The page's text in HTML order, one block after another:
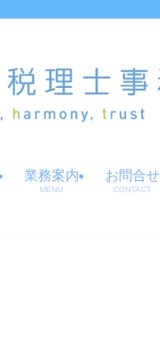
業務案内
MENU
お問合せ
CONTACT